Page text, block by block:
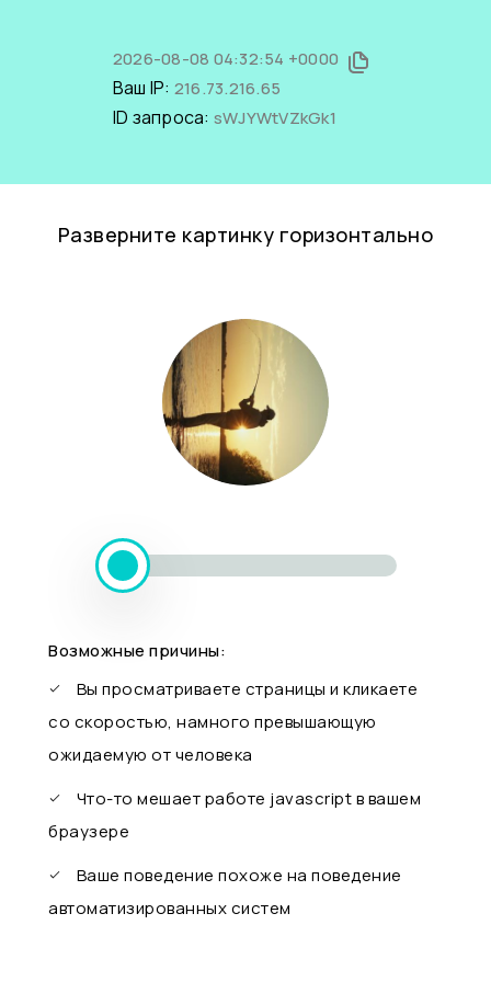
2026-08-08 04:32:54 +0000
Ваш IP: 216.73.216.65
ID запроса: sWJYWtVZkGk1
Разверните картинку горизонтально
Возможные причины:
Вы просматриваете страницы и кликаете
со скоростью, намного превышающую
ожидаемую от человека
Что-то мешает работе javascript в вашем
браузере
Ваше поведение похоже на поведение
автоматизированных систем